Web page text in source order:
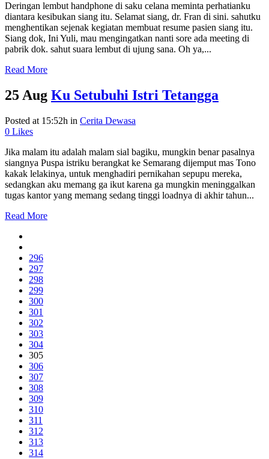
Deringan lembut handphone di saku celana meminta perhatianku
diantara kesibukan siang itu. Selamat siang, dr. Fran di sini. sahutku
menghentikan sejenak kegiatan membuat resume pasien siang itu.
Siang dok, Ini Yuli, mau mengingatkan nanti sore ada meeting di
pabrik dok. sahut suara lembut di ujung sana. Oh ya,...
Read More
25 Aug Ku Setubuhi Istri Tetangga
Posted at 15:52h in Cerita Dewasa
0 Likes
Jika malam itu adalah malam sial bagiku, mungkin benar pasalnya
siangnya Puspa istriku berangkat ke Semarang dijemput mas Tono
kakak lelakinya, untuk menghadiri pernikahan sepupu mereka,
sedangkan aku memang ga ikut karena ga mungkin meninggalkan
tugas kantor yang memang sedang tinggi loadnya di akhir tahun...
Read More
296
297
298
299
300
301
302
303
304
305
306
307
308
309
310
311
312
313
314